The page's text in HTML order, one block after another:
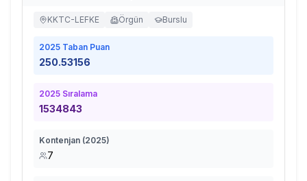
KKTC-LEFKE Örgün Burslu
2025 Taban Puan
250.53156
2025 Sıralama
1534843
Kontenjan (2025)
7